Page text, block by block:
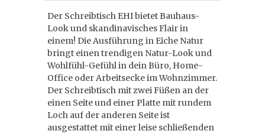
Der Schreibtisch EHI bietet Bauhaus-
Look und skandinavisches Flair in
einem! Die Ausführung in Eiche Natur
bringt einen trendigen Natur-Look und
Wohlfühl-Gefühl in dein Büro, Home-
Office oder Arbeitsecke im Wohnzimmer.
Der Schreibtisch mit zwei Füßen an der
einen Seite und einer Platte mit rundem
Loch auf der anderen Seite ist
ausgestattet mit einer leise schließenden